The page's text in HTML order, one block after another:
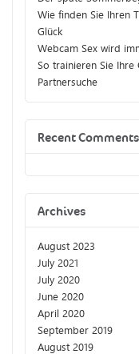
Wie finden Sie Ihren
Glück
Webcam Sex wird
So trainieren Sie
Partnersuche
Recent Comments
Archives
August 2023
July 2021
July 2020
June 2020
April 2020
September 2019
August 2019